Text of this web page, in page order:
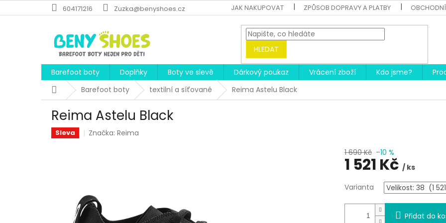
na
604171216 Zuzka@benyshoes.cz JAK NAKUPOVAT ZPŮSOB DOPRAVY A PLATBY OBCHODNÍ
HLEDAT
Barefoot boty Doplňky Boty ve slevě Dárkový poukaz Vrácení zboží Kdo jsme?
DomůBarefoot boty textilní a síťované Reima Astelu Black
Reima Astelu Black
Sleva Značka:Reima
1 690 Kč –10 %
1 521 Kč / ks
cena:
Varianta
Přidat do